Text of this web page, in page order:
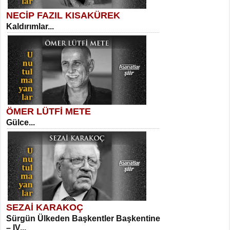
SELAHATTİN YILDIZ
İnsanın Zindanı...
MEHMET TAŞTAN
Vagon’da Bir Şairle...
SITKI CANEY
Necati Sarıca
Ben Kader Vurgunuyum Maria...
Sibel Orhan
İki Kırık Boşluk...
NECİP FAZIL KISAKÜREK
Kaldırımlar...
ÖMER LÜTFİ METE
Gülce...
SEZAİ KARAKOÇ
Sürgün Ülkeden Başkentler Başkentine
– IV...